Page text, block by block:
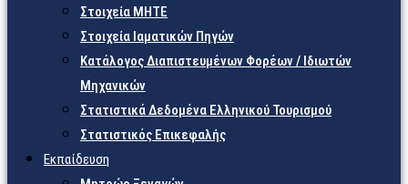
Στοιχεία ΜΗΤΕ
Στοιχεία Ιαματικών Πηγών
Κατάλογος Διαπιστευμένων Φορέων / Ιδιωτών
Μηχανικών
Στατιστικά Δεδομένα Ελληνικού Τουρισμού
Στατιστικός Επικεφαλής
Εκπαίδευση